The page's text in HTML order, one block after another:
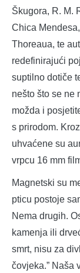
Škugora, R. M.
Chica
Thoreaua, te
redefinirajući
suptilno dotiče
nešto što se ne
možda i
s prirodom.
uhvaćene su
vrpcu 16 mm
Magnetski su
pticu postoje
Nema drugih.
kamenja ili
smrt, nisu za
čovjeka.” Naša